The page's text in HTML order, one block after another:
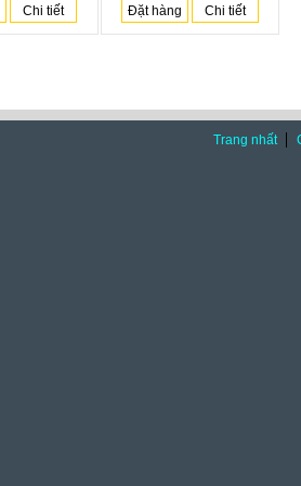
Chi tiết Đặt hàng Chi tiết
Trang nhất